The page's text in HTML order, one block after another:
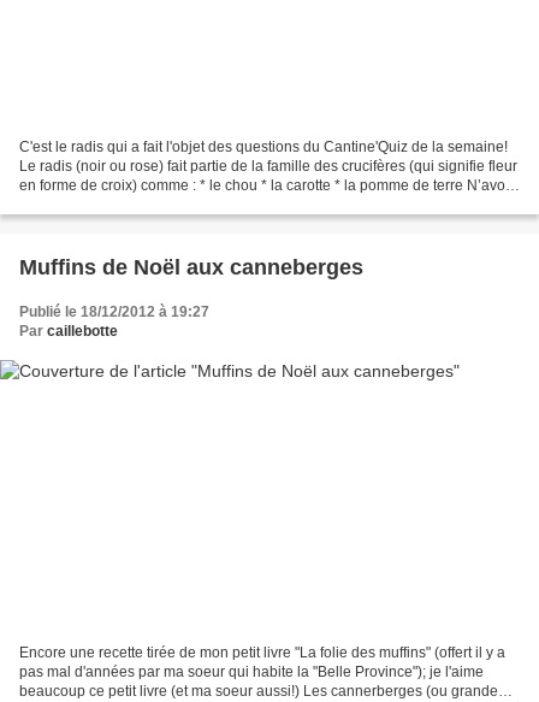
C'est le radis qui a fait l'objet des questions du Cantine'Quiz de la semaine!
Le radis (noir ou rose) fait partie de la famille des crucifères (qui signifie fleur
en forme de croix) comme : * le chou * la carotte * la pomme de terre N’avoir
Muffins de Noël aux canneberges
Publié le 18/12/2012 à 19:27
Par caillebotte
Encore une recette tirée de mon petit livre "La folie des muffins" (offert il y a
pas mal d'années par ma soeur qui habite la "Belle Province"); je l'aime
beaucoup ce petit livre (et ma soeur aussi!) Les cannerberges (ou grande